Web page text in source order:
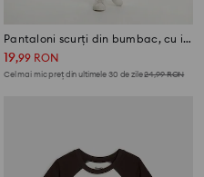
Pantaloni scurți din bumbac, cu imprimeu PomPomPurin
19,99 RON
Cel mai mic preț din ultimele 30 de zile24,99RON